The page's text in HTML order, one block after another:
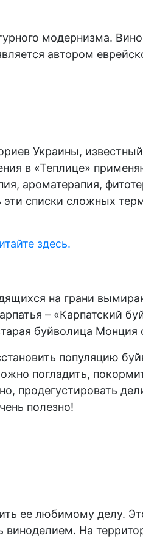
модернизма.
автором
Украины,
в «Теплице»
ароматерапия,
списки сложных
здесь.
на грани
– «Карпатский
буйволица Монция
популяцию
погладить,
продегустировать
полезно!
ее любимому делу.
виноделием. На